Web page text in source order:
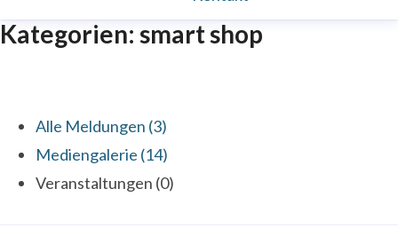
Kategorien: smart shop
Alle Meldungen (3)
Mediengalerie (14)
Veranstaltungen (0)